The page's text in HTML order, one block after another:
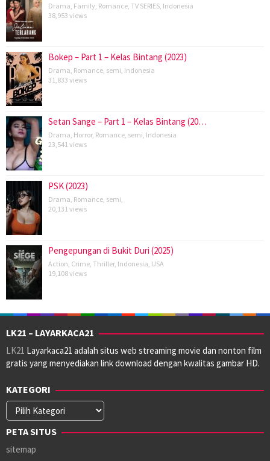
Drama Family Romance TV SERIES Indonesia
38,953 views
Bokep – Part 1 – Kelas Bintang (2023)
Drama Romance semi Indonesia
31,833 views
Setan Sange – Part 1 – Kelas Bintang (20…
Drama Horror, Romance semi Indonesia
23,541 views
PSK (2023)
Drama Romance semi
20,131 views
Pengepungan di Bukit Duri (2025)
Action Crime Thriller, Indonesia USA
19,108 views
LK21 – LAYARKACA21
LK21 Layarkaca21 adalah situs web streaming movie dan nonton film
gratis yang menyediakan link download dengan kwalitas gambar HD.
KATEGORI
Kategori
PETA SITUS
sitemap